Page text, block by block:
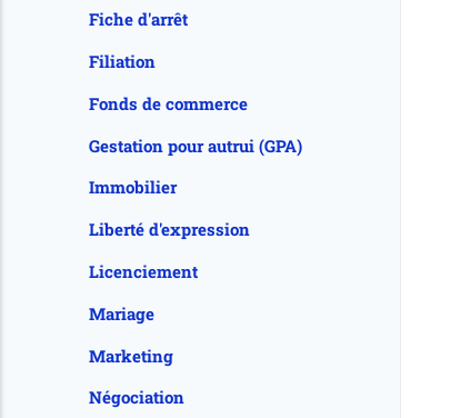
Fiche d'arrêt
Filiation
Fonds de commerce
Gestation pour autrui (GPA)
Immobilier
Liberté d'expression
Licenciement
Mariage
Marketing
Négociation